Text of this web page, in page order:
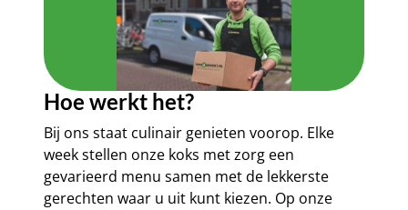
Hoe werkt het?
Bij ons staat culinair genieten voorop. Elke
week stellen onze koks met zorg een
gevarieerd menu samen met de lekkerste
gerechten waar u uit kunt kiezen. Op onze